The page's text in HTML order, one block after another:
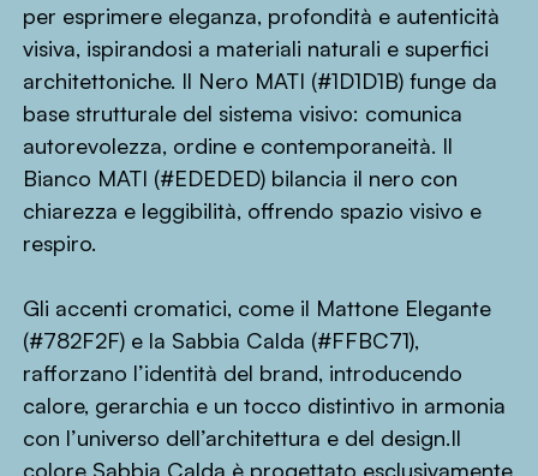
per esprimere eleganza, profondità e autenticità
visiva, ispirandosi a materiali naturali e superfici
architettoniche. Il Nero MATI (#1D1D1B) funge da
base strutturale del sistema visivo: comunica
autorevolezza, ordine e contemporaneità. Il
Bianco MATI (#EDEDED) bilancia il nero con
chiarezza e leggibilità, offrendo spazio visivo e
respiro.
Gli accenti cromatici, come il Mattone Elegante
(#782F2F) e la Sabbia Calda (#FFBC71),
rafforzano l’identità del brand, introducendo
calore, gerarchia e un tocco distintivo in armonia
con l’universo dell’architettura e del design.Il
colore Sabbia Calda è progettato esclusivamente